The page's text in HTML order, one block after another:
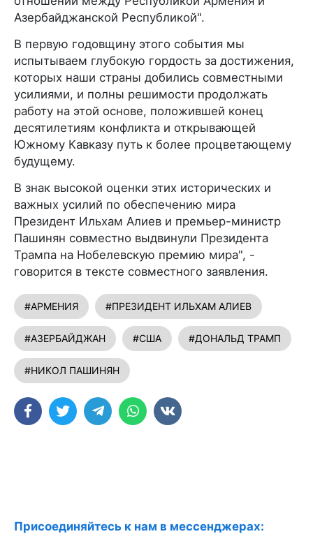
Азербайджанской Республикой".
В первую годовщину этого события мы
испытываем глубокую гордость за достижения,
которых наши страны добились совместными
усилиями, и полны решимости продолжать
работу на этой основе, положившей конец
десятилетиям конфликта и открывающей
Южному Кавказу путь к более процветающему
будущему.
В знак высокой оценки этих исторических и
важных усилий по обеспечению мира
Президент Ильхам Алиев и премьер-министр
Пашинян совместно выдвинули Президента
Трампа на Нобелевскую премию мира", -
говорится в тексте совместного заявления.
#АРМЕНИЯ #ПРЕЗИДЕНТ ИЛЬХАМ АЛИЕВ
#АЗЕРБАЙДЖАН #США #ДОНАЛЬД ТРАМП
#НИКОЛ ПАШИНЯН
Присоединяйтесь к нам в мессенджерах: